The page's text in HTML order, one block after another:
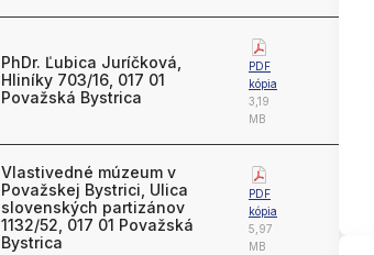
PhDr. Ľubica Juríčková,
Hliníky 703/16, 017 01
Považská Bystrica
PDF
kópia
3,19
MB
Vlastivedné múzeum v
Považskej Bystrici, Ulica
slovenských partizánov
1132/52, 017 01 Považská
Bystrica
PDF
kópia
5,97
MB